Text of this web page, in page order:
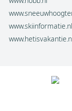
www.skiinformatie.nl